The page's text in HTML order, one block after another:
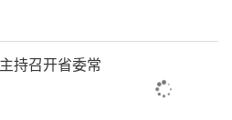
持召开省委常